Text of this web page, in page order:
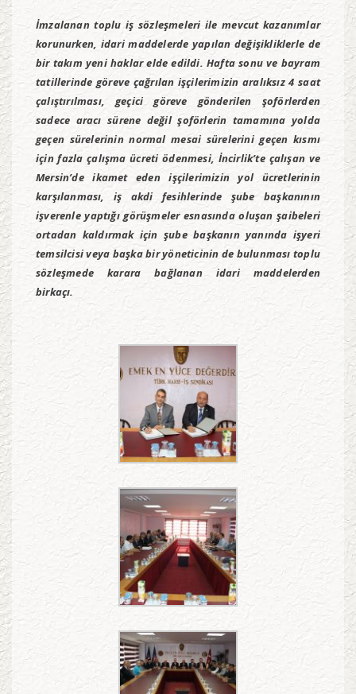
İmzalanan toplu iş sözleşmeleri ile mevcut kazanımlar
korunurken, idari maddelerde yapılan değişikliklerle de
bir takım yeni haklar elde edildi. Hafta sonu ve bayram
tatillerinde göreve çağrılan işçilerimizin aralıksız 4 saat
çalıştırılması, geçici göreve gönderilen şoförlerden
sadece aracı sürene değil şoförlerin tamamına yolda
geçen sürelerinin normal mesai sürelerini geçen kısmı
için fazla çalışma ücreti ödenmesi, İncirlik’te çalışan ve
Mersin’de ikamet eden işçilerimizin yol ücretlerinin
karşılanması, iş akdi fesihlerinde şube başkanının
işverenle yaptığı görüşmeler esnasında oluşan şaibeleri
ortadan kaldırmak için şube başkanın yanında işyeri
temsilcisi veya başka bir yöneticinin de bulunması toplu
sözleşmede karara bağlanan idari maddelerden
birkaçı.